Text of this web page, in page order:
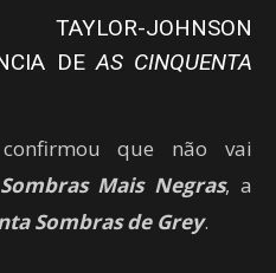
JOHNSON
DE AS CINQUENTA
confirmou que não vai
Mais Negras, a
Sombras de Grey.